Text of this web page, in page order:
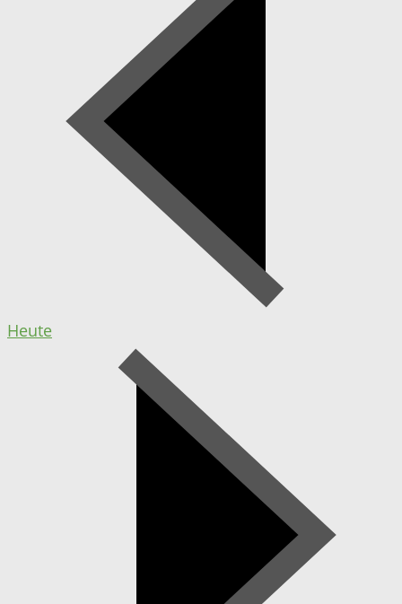
Heute